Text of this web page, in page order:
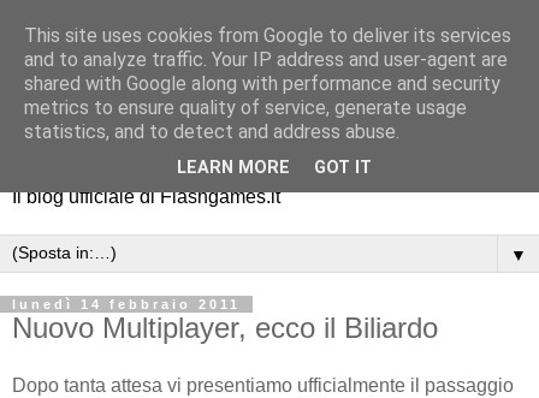
Il blog ufficiale di Flashgames.it
▼
lunedì 14 febbraio 2011
Nuovo Multiplayer, ecco il Biliardo
Dopo tanta attesa vi presentiamo ufficialmente il passaggio
This site uses cookies from Google to deliver its services
and to analyze traffic. Your IP address and user-agent are
shared with Google along with performance and security
metrics to ensure quality of service, generate usage
statistics, and to detect and address abuse.
LEARN MORE GOT IT